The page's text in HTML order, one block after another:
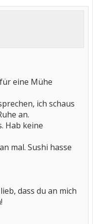
eine Mühe
ich schaus
an.
Hab keine
mal. Sushi hasse
dass du an mich